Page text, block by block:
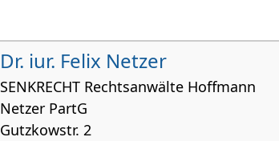
Dr. iur. Felix Netzer
SENKRECHT Rechtsanwälte Hoffmann
Netzer PartG
Gutzkowstr. 2